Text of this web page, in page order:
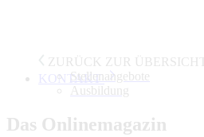
ZURÜCK ZUR ÜBERSICHT
Stellenangebote
Ausbildung
KONTAKT
Das Onlinemagazin